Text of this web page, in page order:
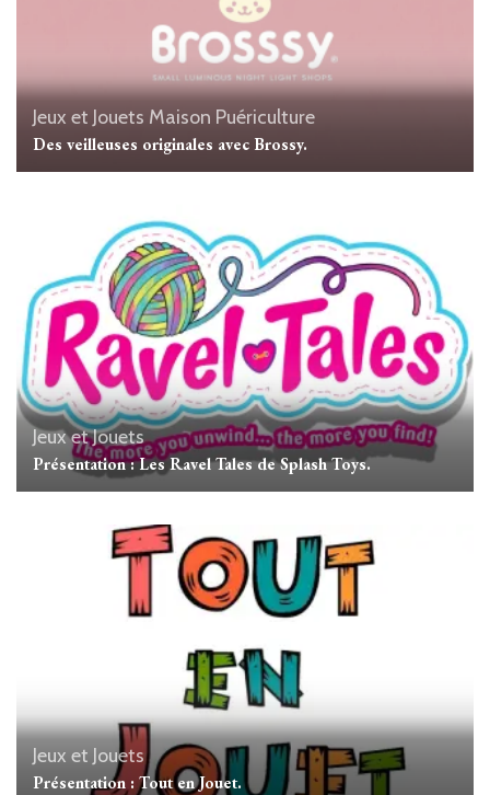
Jeux et Jouets Maison Puériculture
Des veilleuses originales avec Brossy.
Jeux et Jouets
Présentation : Les Ravel Tales de Splash Toys.
Jeux et Jouets
Présentation : Tout en Jouet.